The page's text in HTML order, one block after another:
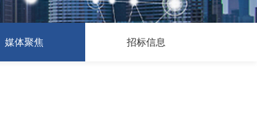
媒体聚焦 招标信息